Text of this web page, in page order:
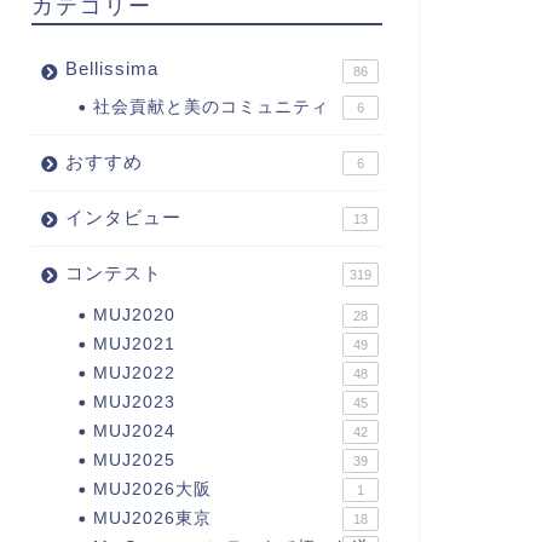
カテゴリー
Bellissima 86
社会貢献と美のコミュニティ 6
おすすめ 6
インタビュー 13
コンテスト 319
MUJ2020 28
MUJ2021 49
MUJ2022 48
MUJ2023 45
MUJ2024 42
MUJ2025 39
MUJ2026大阪 1
MUJ2026東京 18